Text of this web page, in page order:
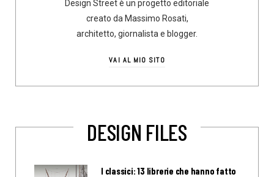
Design Street è un progetto editoriale
creato da Massimo Rosati,
architetto, giornalista e blogger.
VAI AL MIO SITO
DESIGN FILES
I classici: 13 librerie che hanno fatto